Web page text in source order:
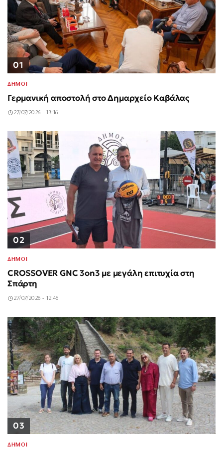
01
ΔΗΜΟΙ
Γερμανική αποστολή στο Δημαρχείο Καβάλας
27/07/2026 - 13:16
02
ΔΗΜΟΙ
CROSSOVER GNC 3on3 με μεγάλη επιτυχία στη
Σπάρτη
27/07/2026 - 12:46
03
ΔΗΜΟΙ